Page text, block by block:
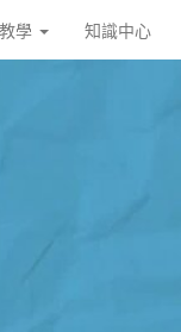
學 知識中心